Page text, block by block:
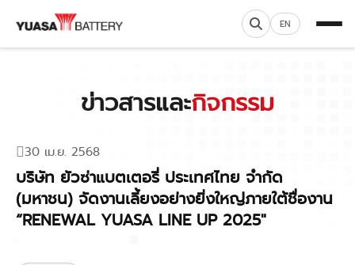
EN
ข่าวสารและกิจกรรม
30 เม.ย. 2568
บริษัท ยัวซ่าแบตเตอรี่ ประเทศไทย จำกัด
(มหาชน) จัดงานเลี้ยงอย่างยิ่งใหญ่ภายใต้ชื่องาน
“RENEWAL YUASA LINE UP 2025"